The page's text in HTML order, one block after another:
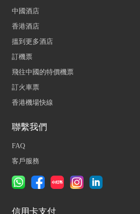
中國酒店
香港酒店
搵到更多酒店
訂機票
飛往中國的特價機票
訂火車票
香港機場快線
聯繫我們
FAQ
客戶服務
信用卡支付